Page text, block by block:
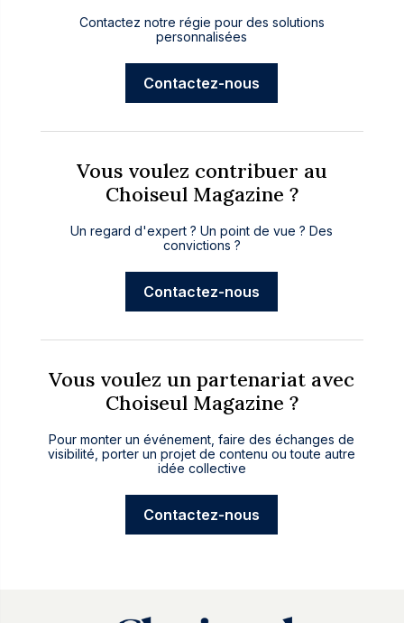
Contactez notre régie pour des solutions
personnalisées
Contactez-nous
Vous voulez contribuer au
Choiseul Magazine ?
Un regard d'expert ? Un point de vue ? Des
convictions ?
Contactez-nous
Vous voulez un partenariat avec
Choiseul Magazine ?
Pour monter un événement, faire des échanges de
visibilité, porter un projet de contenu ou toute autre
idée collective
Contactez-nous